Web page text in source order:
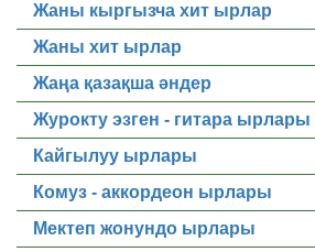
Жаны кыргызча хит ырлар
Жаны хит ырлар
Жаңа қазақша әндер
Журокту эзген - гитара ырлары
Кайгылуу ырлары
Комуз - аккордеон ырлары
Мектеп жонундо ырлары